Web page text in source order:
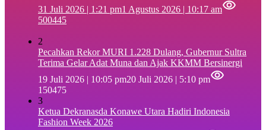
31 Juli 2026 | 1:21 pm1 Agustus 2026 | 10:17 am
500445
2
Pecahkan Rekor MURI 1.228 Dulang, Gubernur Sultra
Terima Gelar Adat Muna dan Ajak KKMM Bersinergi
19 Juli 2026 | 10:05 pm20 Juli 2026 | 5:10 pm
150475
3
Ketua Dekranasda Konawe Utara Hadiri Indonesia
Fashion Week 2026